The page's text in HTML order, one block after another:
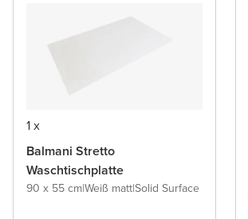
1 x
Balmani Stretto
Waschtischplatte
90 x 55 cm|Weiß matt|Solid Surface